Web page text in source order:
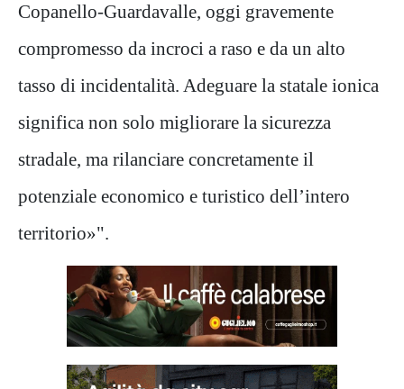
Copanello-Guardavalle, oggi gravemente
compromesso da incroci a raso e da un alto
tasso di incidentalità. Adeguare la statale ionica
significa non solo migliorare la sicurezza
stradale, ma rilanciare concretamente il
potenziale economico e turistico dell’intero
territorio»".